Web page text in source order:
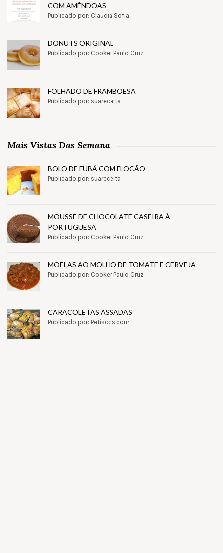
COM AMÊNDOAS
Publicado por: Claudia Sofia
DONUTS ORIGINAL
Publicado por: Cooker Paulo Cruz
FOLHADO DE FRAMBOESA
Publicado por: suareceita
Mais Vistas Das Semana
BOLO DE FUBÁ COM FLOCÃO
Publicado por: suareceita
MOUSSE DE CHOCOLATE CASEIRA À
PORTUGUESA
Publicado por: Cooker Paulo Cruz
MOELAS AO MOLHO DE TOMATE E CERVEJA
Publicado por: Cooker Paulo Cruz
CARACOLETAS ASSADAS
Publicado por: Petiscos.com